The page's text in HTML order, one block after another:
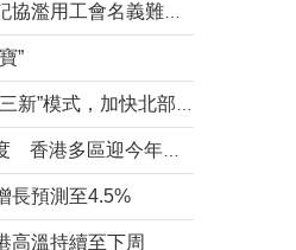
”
長預測至4.5%
溫持續至下周